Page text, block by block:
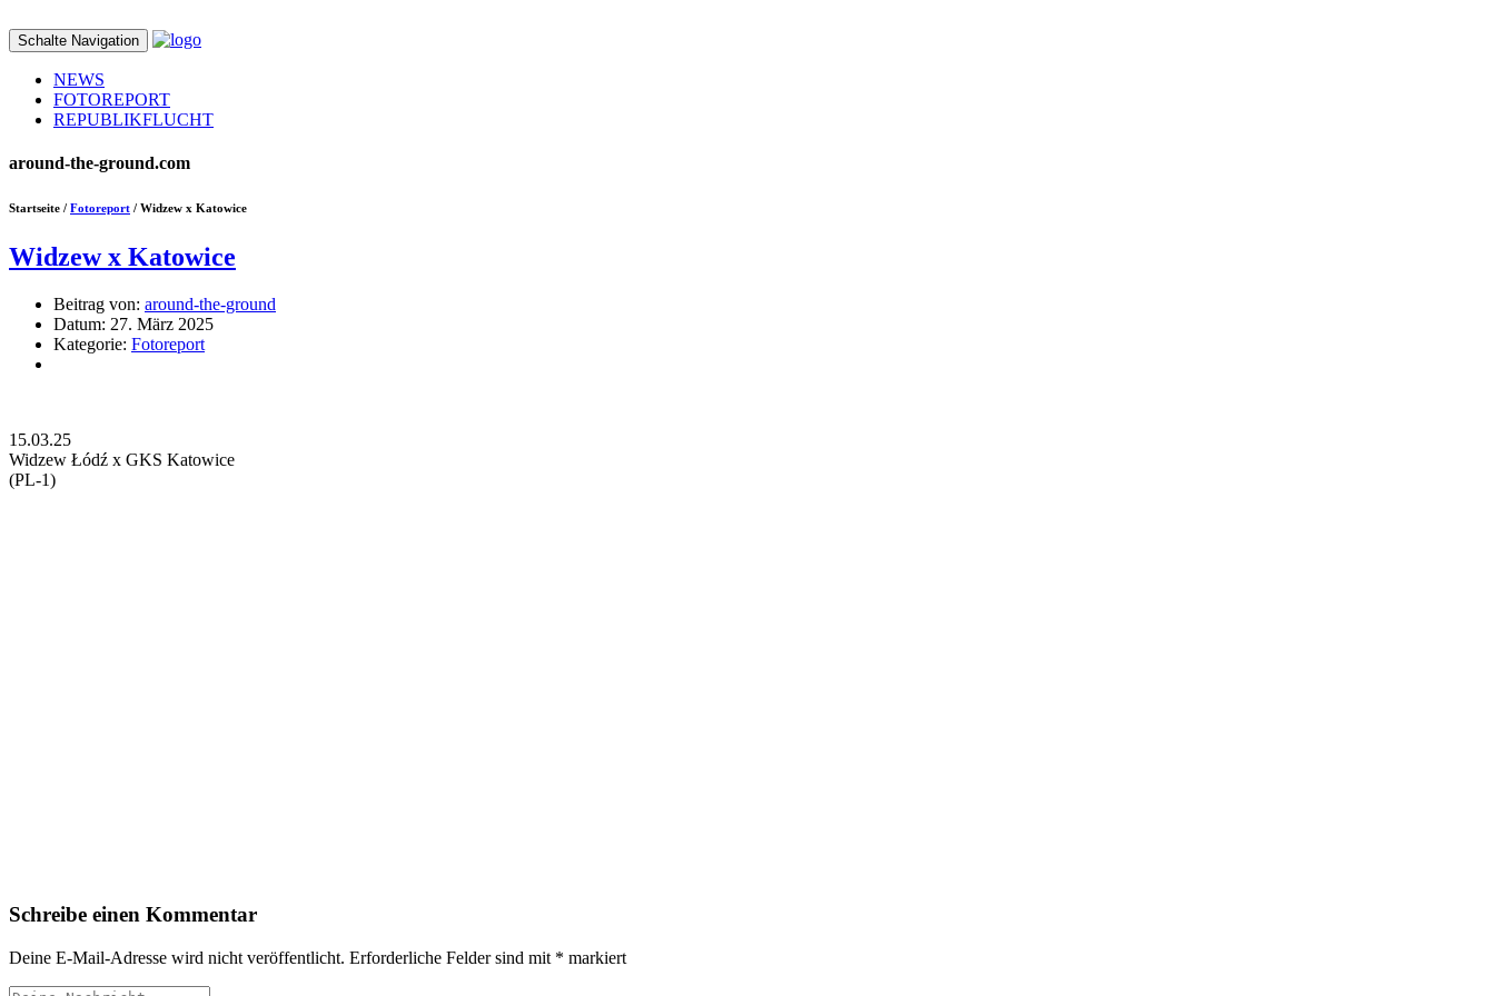
Schalte Navigation
NEWS
FOTOREPORT
REPUBLIKFLUCHT
around-the-ground.com
Startseite / Fotoreport / Widzew x Katowice
Widzew x Katowice
Beitrag von: around-the-ground
Datum: 27. März 2025
Kategorie: Fotoreport
15.03.25
Widzew Łódź x GKS Katowice
(PL-1)
Schreibe einen Kommentar
Deine E-Mail-Adresse wird nicht veröffentlicht. Erforderliche Felder sind mit * markiert